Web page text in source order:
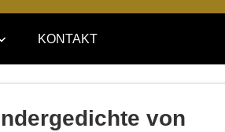
KONTAKT
von